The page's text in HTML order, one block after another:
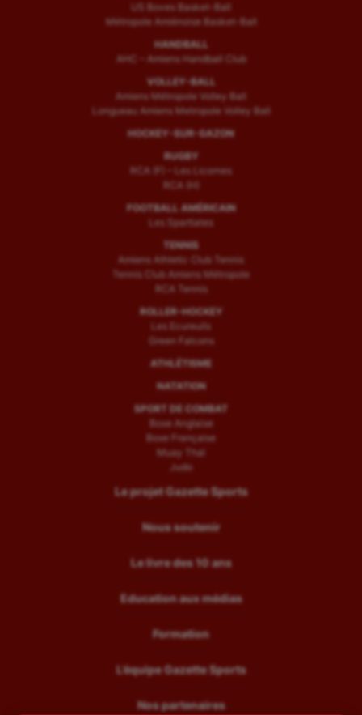
US Boves Basket-Ball
Métropole Amiénoise Basket-Ball
HANDBALL
AHC – Amiens Handball Club
VOLLEY-BALL
Amiens Métropole Volley Ball
Longueau Amiens Metropole Volley Ball
HOCKEY-SUR-GAZON
RUGBY
RCA (F) – Les Licornes
RCA (H)
FOOTBALL AMÉRICAIN
Les Spartiates
TENNIS
Amiens Athletic Club Tennis
Tennis Club Amiens Métropole
RCA Tennis
ROLLER-HOCKEY
Les Ecureuils
Green Falcons
ATHLÉTISME
NATATION
SPORT DE COMBAT
Boxe Anglaise
Boxe Française
Muay Thaï
Judo
Le projet Gazette Sports
Nous soutenir
Le livre des 10 ans
Education aux médias
Formation
L’équipe Gazette Sports
Nos partenaires